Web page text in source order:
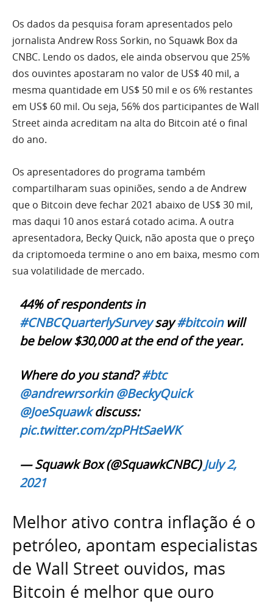
Os dados da pesquisa foram apresentados pelo
jornalista Andrew Ross Sorkin, no Squawk Box da
CNBC. Lendo os dados, ele ainda observou que 25%
dos ouvintes apostaram no valor de US$ 40 mil, a
mesma quantidade em US$ 50 mil e os 6% restantes
em US$ 60 mil. Ou seja, 56% dos participantes de Wall
Street ainda acreditam na alta do Bitcoin até o final
do ano.
Os apresentadores do programa também
compartilharam suas opiniões, sendo a de Andrew
que o Bitcoin deve fechar 2021 abaixo de US$ 30 mil,
mas daqui 10 anos estará cotado acima. A outra
apresentadora, Becky Quick, não aposta que o preço
da criptomoeda termine o ano em baixa, mesmo com
sua volatilidade de mercado.
44% of respondents in
#CNBCQuarterlySurveysay#bitcoinwill
be below $30,000 at the end of the year.
Where do you stand?#btc
@andrewrsorkin @BeckyQuick
@JoeSquawkdiscuss:
pic.twitter.com/zpPHtSaeWK
— Squawk Box (@SquawkCNBC)July 2,
2021
Melhor ativo contra inflação é o
petróleo, apontam especialistas
de Wall Street ouvidos, mas
Bitcoin é melhor que ouro